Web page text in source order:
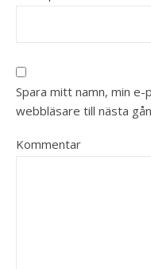
Spara mitt namn, min
webbläsare till nästa
Kommentar